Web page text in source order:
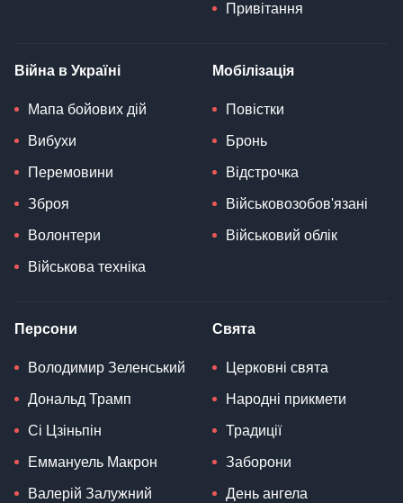
Привітання
Війна в Україні
Мапа бойових дій
Вибухи
Перемовини
Зброя
Волонтери
Військова техніка
Мобілізація
Повістки
Бронь
Відстрочка
Військовозобов'язані
Військовий облік
Персони
Володимир Зеленський
Дональд Трамп
Сі Цзіньпін
Еммануель Макрон
Валерій Залужний
Свята
Церковні свята
Народні прикмети
Традиції
Заборони
День ангела